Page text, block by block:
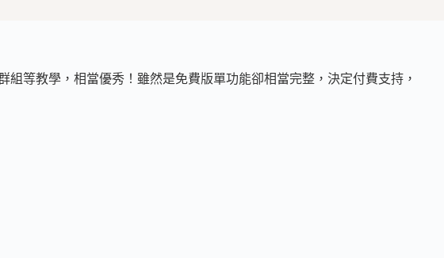
等教學，相當優秀！雖然是免費版單功能卻相當完整，決定付費支持，